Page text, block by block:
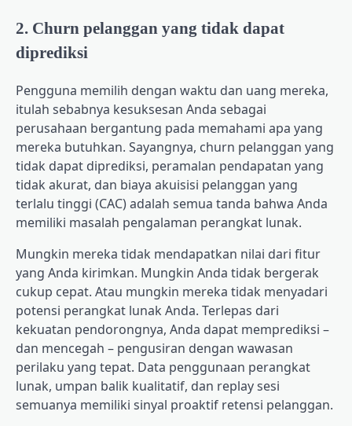
2. Churn pelanggan yang tidak dapat
diprediksi
Pengguna memilih dengan waktu dan uang mereka,
itulah sebabnya kesuksesan Anda sebagai
perusahaan bergantung pada memahami apa yang
mereka butuhkan. Sayangnya, churn pelanggan yang
tidak dapat diprediksi, peramalan pendapatan yang
tidak akurat, dan biaya akuisisi pelanggan yang
terlalu tinggi (CAC) adalah semua tanda bahwa Anda
memiliki masalah pengalaman perangkat lunak.
Mungkin mereka tidak mendapatkan nilai dari fitur
yang Anda kirimkan. Mungkin Anda tidak bergerak
cukup cepat. Atau mungkin mereka tidak menyadari
potensi perangkat lunak Anda. Terlepas dari
kekuatan pendorongnya, Anda dapat memprediksi –
dan mencegah – pengusiran dengan wawasan
perilaku yang tepat. Data penggunaan perangkat
lunak, umpan balik kualitatif, dan replay sesi
semuanya memiliki sinyal proaktif retensi pelanggan.